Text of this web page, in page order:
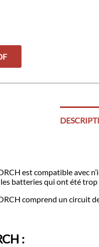
est compatible avec
batteries qui ont été
comprend un circuit
: